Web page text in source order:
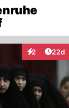
2
Interaktionen
22d